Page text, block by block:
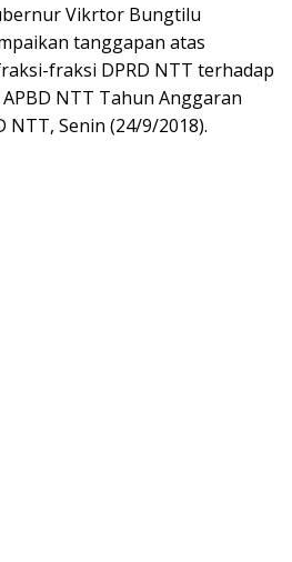
Vikrtor Bungtilu
tanggapan atas
fraksi DPRD NTT terhadap
NTT Tahun Anggaran
NTT, Senin (24/9/2018).